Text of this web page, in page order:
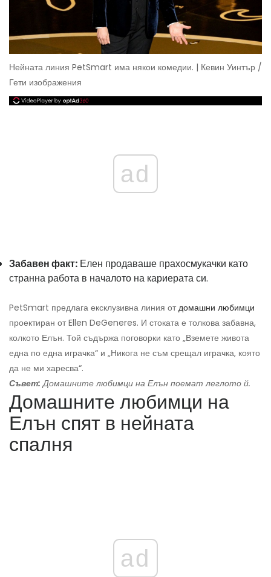
Нейната линия PetSmart има някои комедии. | Кевин Уинтър /
Гети изображения
ad
Забавен факт: Елен продаваше прахосмукачки като
странна работа в началото на кариерата си.
PetSmart предлага ексклузивна линия отдомашни любимци
проектиран от Ellen DeGeneres. И стоката е толкова забавна,
колкото Елън. Той съдържа поговорки като „Вземете живота
една по една играчка“ и „Никога не съм срещал играчка, която
да не ми харесва“.
Съвет: Домашните любимци на Елън поемат леглото й.
Домашните любимци на
Елън спят в нейната
спалня
ad